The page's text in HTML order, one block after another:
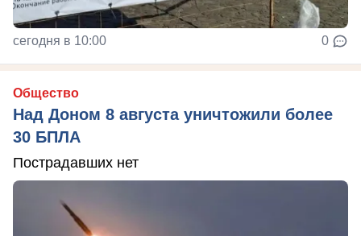
сегодня в 10:00 0
Общество
Над Доном 8 августа уничтожили более
30 БПЛА
Пострадавших нет